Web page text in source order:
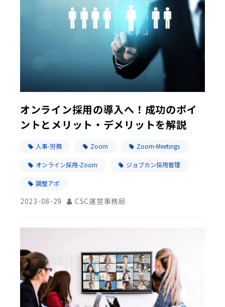
オンライン採用の導入へ！成功のポイ
ントとメリット・デメリットを解説
人事-労務 Zoom Zoom-Meetings
オンライン採用-Zoom ジョブカン採用管理
調整アポ
2023-08-29 CSC運営事務局